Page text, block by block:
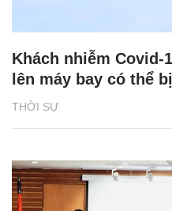
THỜI SỰ
Khách nhiễm Covid-
lên máy bay có thể